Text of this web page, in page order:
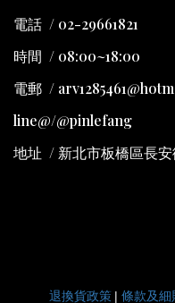
電話 / 02-29661821
時間 / 08:00~18:00
電郵 /
line@/@pinlefang
地址 / 新北市板橋區長
退換貨政策 | 條款及細